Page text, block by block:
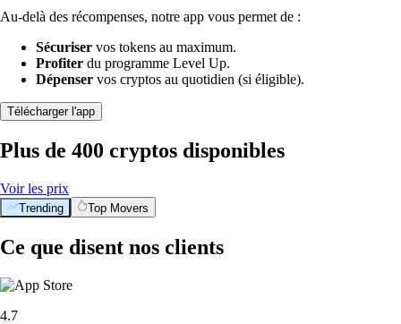
Au-delà des récompenses, notre app vous permet de :
Sécuriser vos tokens au maximum.
Profiter du programme Level Up.
Dépenser vos cryptos au quotidien (si éligible).
Télécharger l'app
Plus de 400 cryptos disponibles
Voir les prix
Trending Top Movers
Ce que disent nos clients
4.7